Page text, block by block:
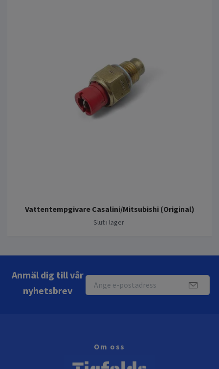
Vattentempgivare Casalini/Mitsubishi (Original)
Slut i lager
Anmäl dig till vår
nyhetsbrev
Om oss